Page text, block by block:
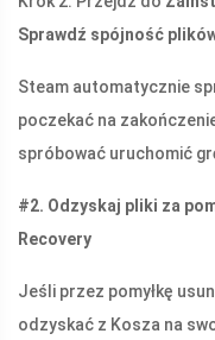
Sprawdź spójność
Steam automatycznie
poczekać na
spróbować uruchomić
#2. Odzyskaj pliki za
Recovery
Jeśli przez pomyłkę
odzyskać z Kosza na